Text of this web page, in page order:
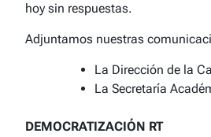
hoy sin respuestas.
Adjuntamos nuestras
La Dirección de la
La Secretaría
DEMOCRATIZACIÓN RT